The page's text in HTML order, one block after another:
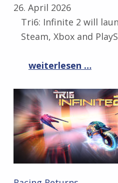
26. April 2026
Tri6: Infinite 2 will
Steam, Xbox and
“Tri6: Infinite 2 Launch Date Announcement – Prepare for May 6th”
weiterlesen …